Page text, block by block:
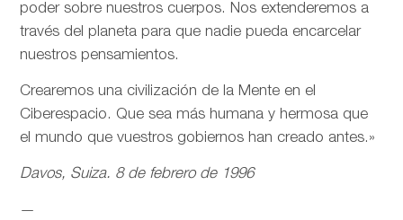
poder sobre nuestros cuerpos. Nos extenderemos a
través del planeta para que nadie pueda encarcelar
nuestros pensamientos.
Crearemos una civilización de la Mente en el
Ciberespacio. Que sea más humana y hermosa que
el mundo que vuestros gobiernos han creado antes.»
Davos, Suiza. 8 de febrero de 1996
—